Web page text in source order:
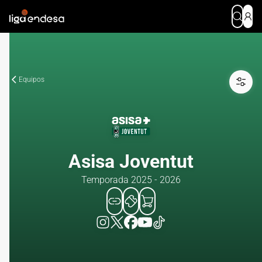
Equipos
Asisa Joventut
Temporada 2025 - 2026